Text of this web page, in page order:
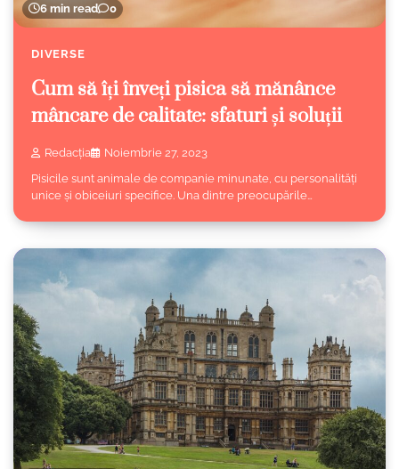
6 min read 0
DIVERSE
Cum să îți înveți pisica să mănânce
mâncare de calitate: sfaturi și soluții
Redacția
Noiembrie 27, 2023
Pisicile sunt animale de companie minunate, cu personalități
unice și obiceiuri specifice. Una dintre preocupările…